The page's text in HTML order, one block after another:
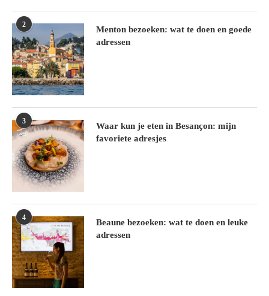
2
Menton bezoeken: wat te doen en goede
adressen
3
Waar kun je eten in Besançon: mijn
favoriete adresjes
4
Beaune bezoeken: wat te doen en leuke
adressen